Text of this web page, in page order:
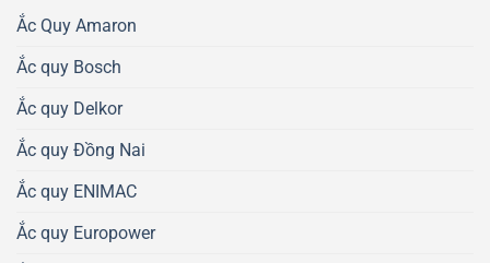
Ắc Quy Amaron
Ắc quy Bosch
Ắc quy Delkor
Ắc quy Đồng Nai
Ắc quy ENIMAC
Ắc quy Europower